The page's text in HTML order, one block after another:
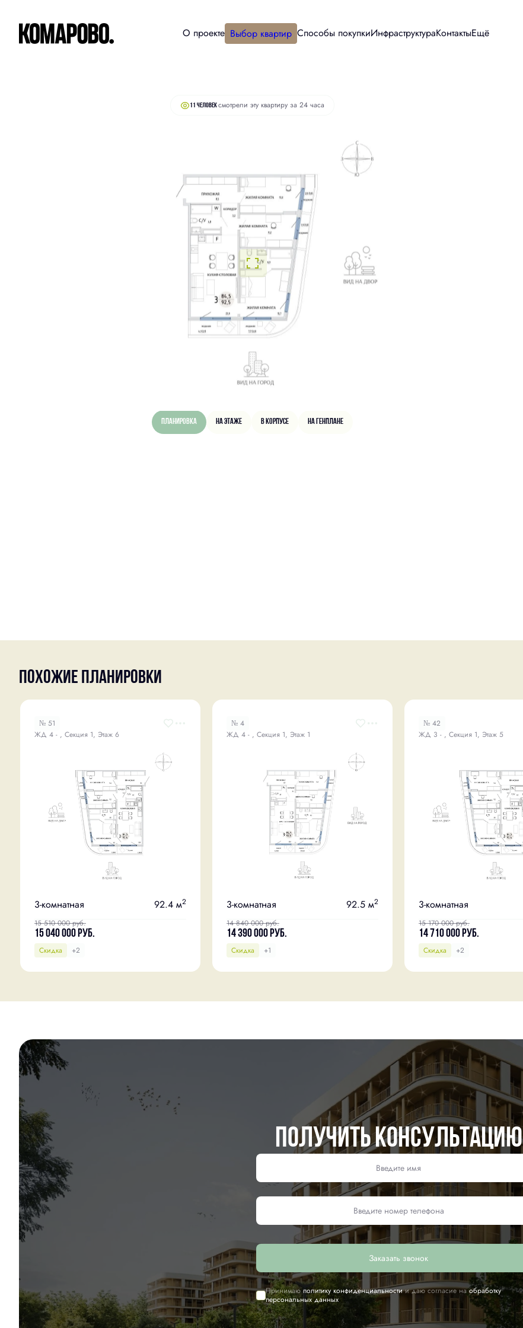
О проекте Выбор квартир Способы покупкиИнфраструктураКонтактыЕщё
3-комнатная 92.5 м2 15 190 000 руб.
14 730 000 руб.
11 человексмотрели эту квартиру за 24 часа
Планировка На этаже В корпусе На генплане
Похожие планировки
№ 51
ЖД 4 - , Секция 1, Этаж 6
3-комнатная 92.4 м2
15 510 000руб.
15 040 000руб.
Скидка +2
№ 4
ЖД 4 - , Секция 1, Этаж 1
3-комнатная 92.5 м2
14 840 000руб.
14 390 000руб.
Скидка +1
№ 42
ЖД 3 - , Секция 1, Этаж 5
3-комнатная
15 170 000руб.
14 710 000руб.
Скидка +2
Получить консультацию
Заказать звонок
Принимаюполитику конфиденциальностии даю согласие наобработку
персональных данных